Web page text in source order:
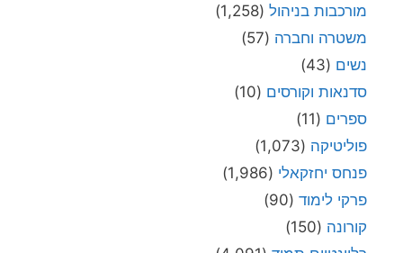
מורכבות בניהול (1,258)
משטרה וחברה (57)
נשים (43)
סדנאות וקורסים (10)
ספרים (11)
פוליטיקה (1,073)
פנחס יחזקאלי (1,986)
פרקי לימוד (90)
קורונה (150)